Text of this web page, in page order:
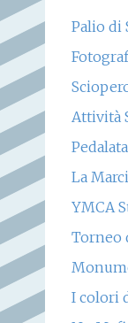
Palio di
Attività
Pedalata
La
YMCA
Torneo
I colori